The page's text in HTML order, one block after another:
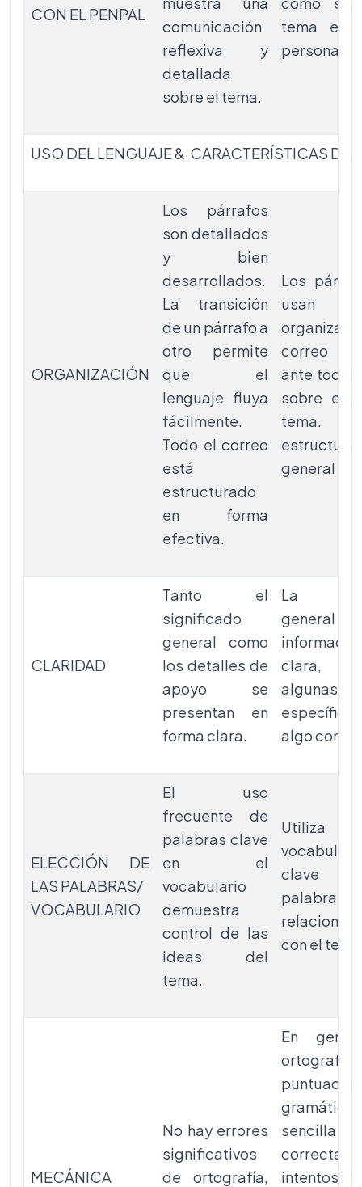
CON EL PENPAL
comunicación
reflexiva y
detallada
sobre el tema.
tema en
personal.
USO DEL LENGUAJE & CARACTERÍSTICAS DE
ORGANIZACIÓN
Los párrafos
son detallados
y bien
desarrollados.
La transición
de un párrafo a
otro permite
que el
lenguaje fluya
fácilmente.
Todo el correo
está
estructurado
en forma
efectiva.
Los
usan
organizar
correo
ante todo
sobre el
tema.
estructura
general es
CLARIDAD
Tanto el
significado
general como
los detalles de
apoyo se
presentan en
forma clara.
La
general
clara,
algunas
algo
ELECCIÓN DE
LAS PALABRAS/
VOCABULARIO
El uso
frecuente de
palabras clave
en el
vocabulario
demuestra
control de las
ideas del
tema.
Utiliza
clave y
palabras/
con el
MECÁNICA
No hay errores
significativos
de ortografía,
En
ortografía,
gramática
sencilla
intentos